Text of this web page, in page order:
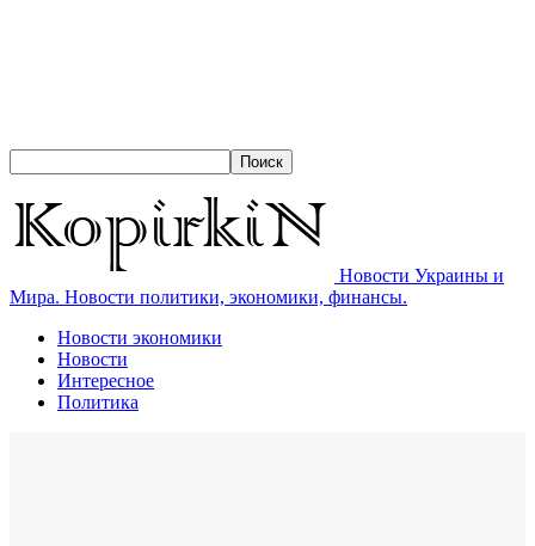
Новости Украины и
Мира. Новости политики, экономики, финансы.
Новости экономики
Новости
Интересное
Политика